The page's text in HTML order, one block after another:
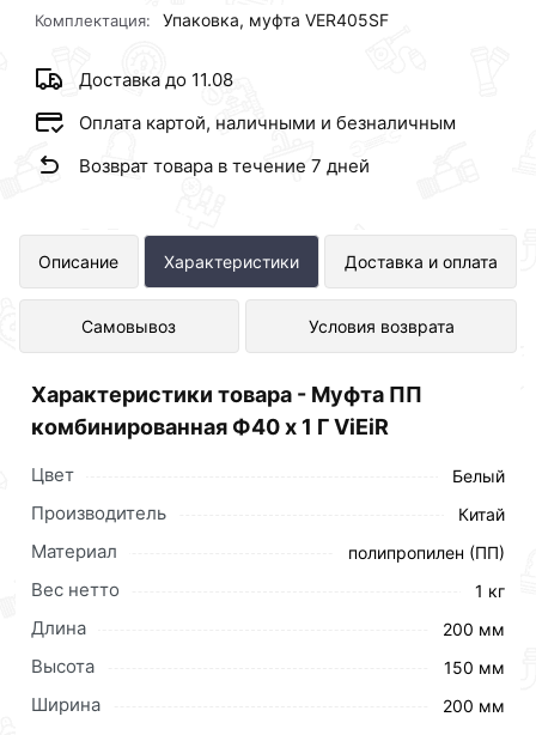
Комплектация: Упаковка, муфта VER405SF
Доставка до 11.08
Оплата картой, наличными и безналичным
Возврат товара в течение 7 дней
Описание Характеристики Доставка и оплата
Самовывоз Условия возврата
Муфта ПП комбинированная Ф40 х 1
Г ViEiR представлен в интернет-
магазине Сантехника по отличной
Характеристики товара - Муфта ПП
комбинированная Ф40 х 1 Г ViEiR
Цвет Белый
Производитель Китай
Материал полипропилен (ПП)
Вес нетто 1 кг
Длина 200 мм
Высота 150 мм
Ширина 200 мм